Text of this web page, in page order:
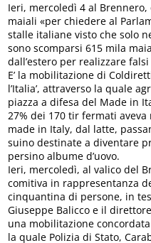
Ieri, mercoledì 4 al
maiali «per chiedere al
stalle italiane visto che solo
sono scomparsi 615 mila
dall’estero per realizzare
E’ la mobilitazione di
l’Italia’, attraverso la quale
piazza a difesa del Made in
27% dei 170 tir fermati
made in Italy, dal latte,
suino destinate a diventare
persino albume d’uovo.
Ieri, mercoledì, al valico del
comitiva in rappresentanza
cinquantina di persone, in
Giuseppe Balicco e il
una mobilitazione
la quale Polizia di Stato,